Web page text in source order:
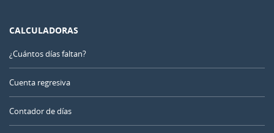
CALCULADORAS
¿Cuántos días faltan?
Cuenta regresiva
Contador de días